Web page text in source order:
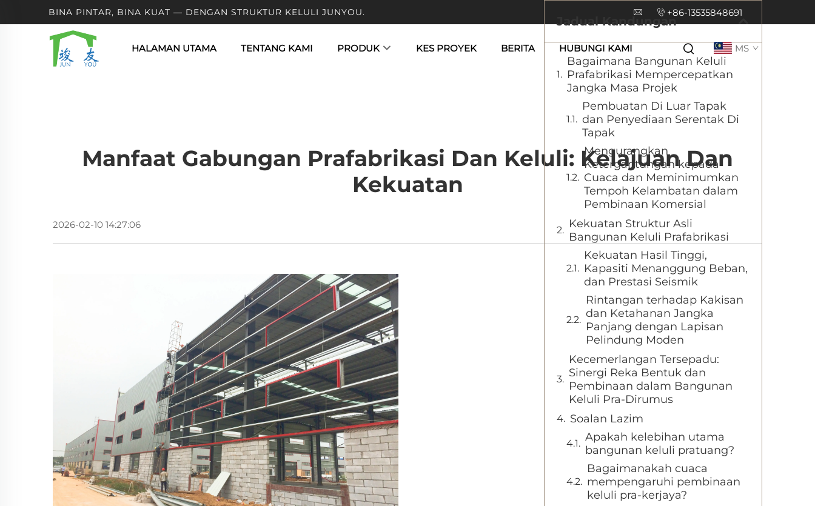
BINA PINTAR, BINA KUAT — DENGAN STRUKTUR KELULI JUNYOU. +86-13535848691
HALAMAN UTAMA TENTANG KAMI PRODUK KES PROYEK BERITA HUBUNGI KAMI MS
Manfaat Gabungan Prafabrikasi Dan Keluli: Kelajuan Dan
Kekuatan
2026-02-10 14:27:06
Jadual Kandungan
Bagaimana Bangunan Keluli
Prafabrikasi Mempercepatkan
Jangka Masa Projek
Pembuatan Di Luar Tapak
dan Penyediaan Serentak Di
Tapak
Mengurangkan
Ketergantungan kepada
Cuaca dan Meminimumkan
Tempoh Kelambatan dalam
Pembinaan Komersial
Kekuatan Struktur Asli
Bangunan Keluli Prafabrikasi
Kekuatan Hasil Tinggi,
Kapasiti Menanggung Beban,
dan Prestasi Seismik
Rintangan terhadap Kakisan
dan Ketahanan Jangka
Panjang dengan Lapisan
Pelindung Moden
Kecemerlangan Tersepadu:
Sinergi Reka Bentuk dan
Pembinaan dalam Bangunan
Keluli Pra-Dirumus
Soalan Lazim
Apakah kelebihan utama
bangunan keluli pratuang?
Bagaimanakah cuaca
mempengaruhi pembinaan
keluli pra-kerjaya?